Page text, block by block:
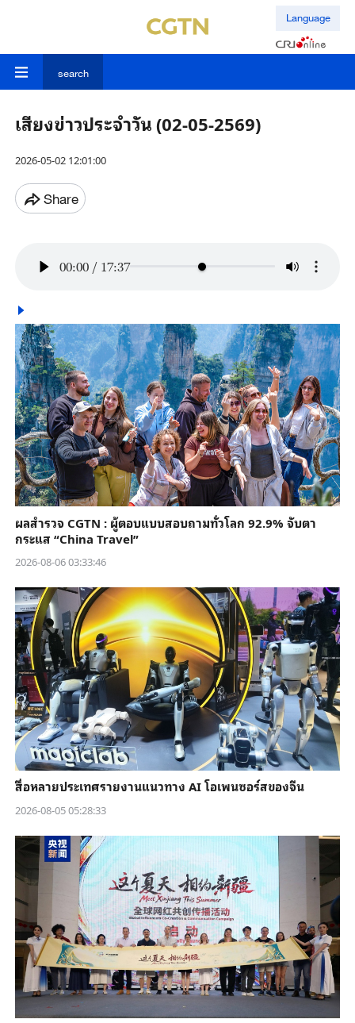
Language
search
เสียงข่าวประจำวัน (02-05-2569)
2026-05-02 12:01:00
Share
00:00 / 17:37
ผลสำรวจ CGTN : ผู้ตอบแบบสอบถามทั่วโลก 92.9% จับตา
กระแส “China Travel”
2026-08-06 03:33:46
สื่อหลายประเทศรายงานแนวทาง AI โอเพนซอร์สของจีน
2026-08-05 05:28:33